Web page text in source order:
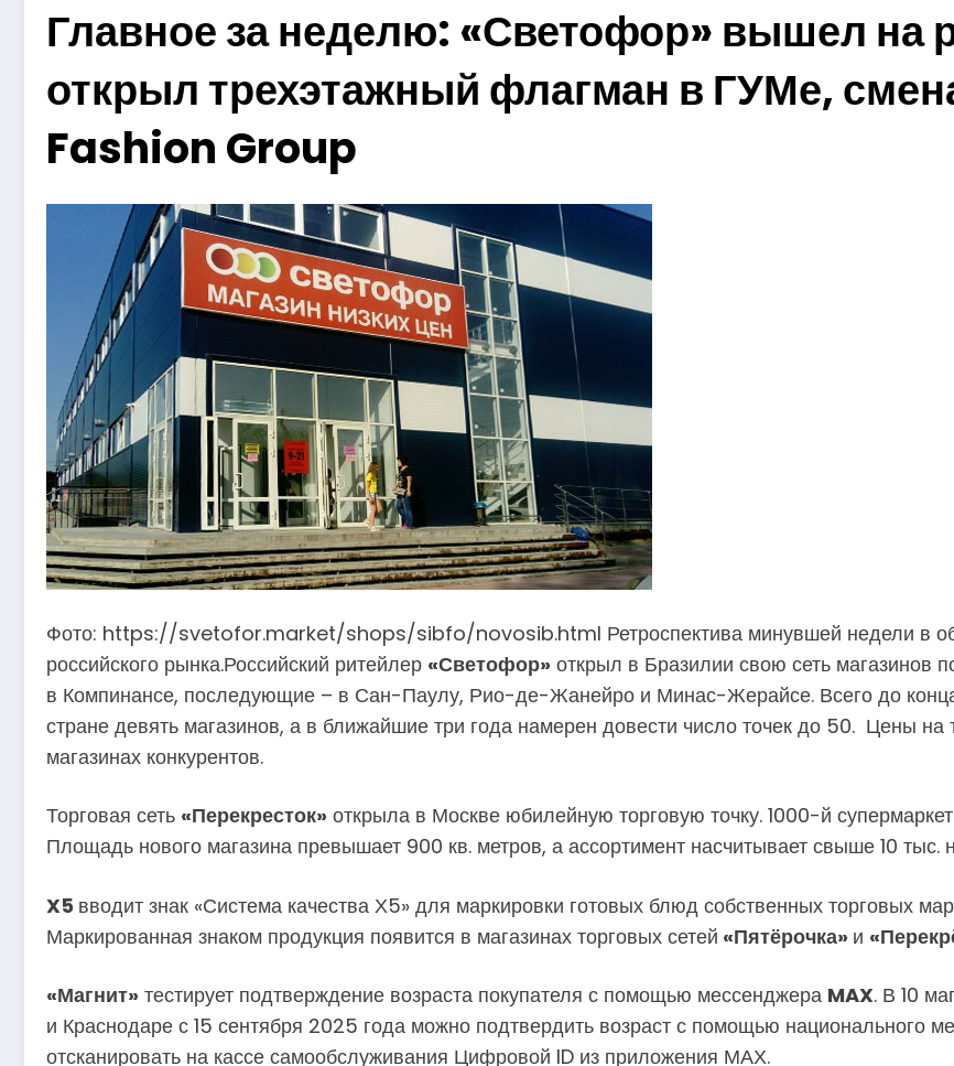
Главное за неделю: «Светофор» вышел на
открыл трехэтажный флагман в ГУМе,
Fashion Group
Фото: https://svetofor.market/shops/sibfo/novosib.html Ретроспектива минувшей недели в
российского рынка.Российский ритейлер «Светофор» открыл в Бразилии свою сеть магазинов
в Компинансе, последующие – в Сан-Паулу, Рио-де-Жанейро и Минас-Жерайсе. Всего до
стране девять магазинов, а в ближайшие три года намерен довести число точек до 50. Цены
магазинах конкурентов.
Торговая сеть «Перекресток» открыла в Москве юбилейную торговую точку. 1000-й
Площадь нового магазина превышает 900 кв. метров, а ассортимент насчитывает свыше 10 тыс.
X5 вводит знак «Система качества Х5» для маркировки готовых блюд собственных торговых
Маркированная знаком продукция появится в магазинах торговых сетей «Пятёрочка» и
«Магнит» тестирует подтверждение возраста покупателя с помощью мессенджера MAX. В 10
и Краснодаре с 15 сентября 2025 года можно подтвердить возраст с помощью национального
отсканировать на кассе самообслуживания Цифровой ID из приложения МАХ.